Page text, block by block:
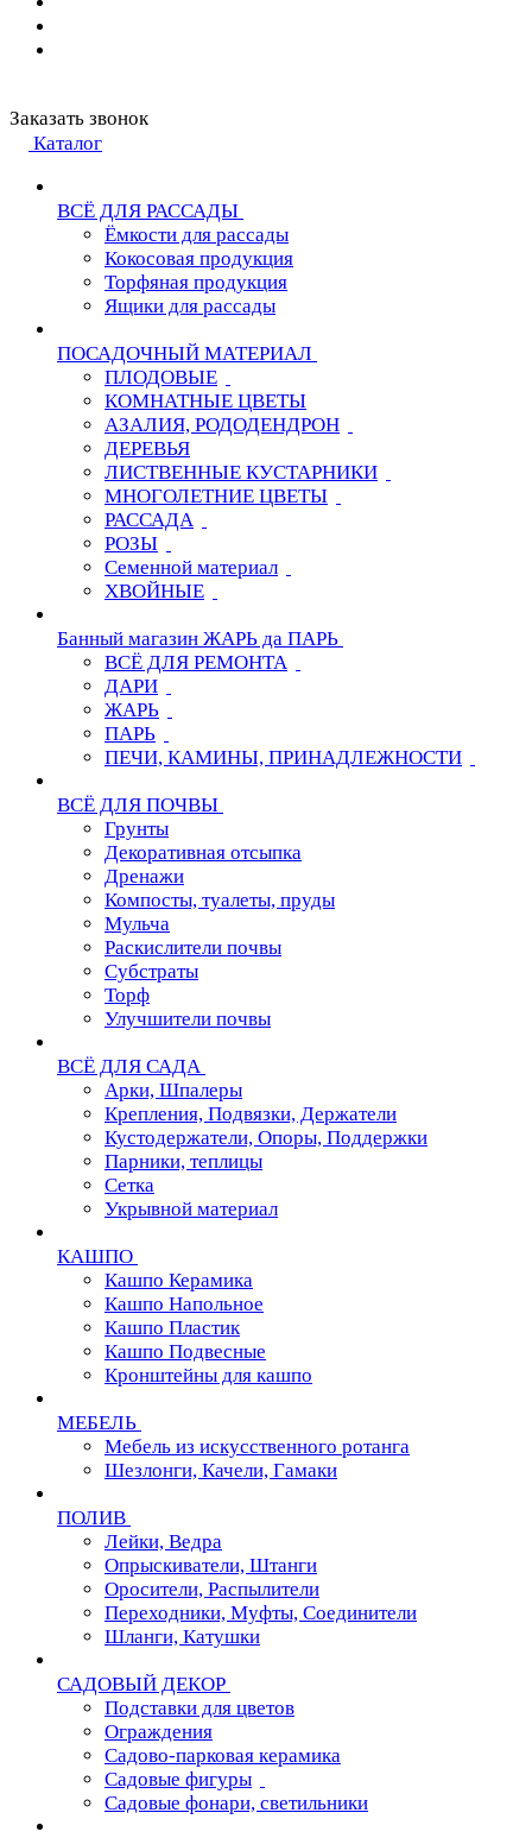
Заказать звонок
Каталог
ВСЁ ДЛЯ РАССАДЫ
Ёмкости для рассады
Кокосовая продукция
Торфяная продукция
Ящики для рассады
ПОСАДОЧНЫЙ МАТЕРИАЛ
ПЛОДОВЫЕ
КОМНАТНЫЕ ЦВЕТЫ
АЗАЛИЯ, РОДОДЕНДРОН
ДЕРЕВЬЯ
ЛИСТВЕННЫЕ КУСТАРНИКИ
МНОГОЛЕТНИЕ ЦВЕТЫ
РАССАДА
РОЗЫ
Семенной материал
ХВОЙНЫЕ
Банный магазин ЖАРЬ да ПАРЬ
ВСЁ ДЛЯ РЕМОНТА
ДАРИ
ЖАРЬ
ПАРЬ
ПЕЧИ, КАМИНЫ, ПРИНАДЛЕЖНОСТИ
ВСЁ ДЛЯ ПОЧВЫ
Грунты
Декоративная отсыпка
Дренажи
Компосты, туалеты, пруды
Мульча
Раскислители почвы
Субстраты
Торф
Улучшители почвы
ВСЁ ДЛЯ САДА
Арки, Шпалеры
Крепления, Подвязки, Держатели
Кустодержатели, Опоры, Поддержки
Парники, теплицы
Сетка
Укрывной материал
КАШПО
Кашпо Керамика
Кашпо Напольное
Кашпо Пластик
Кашпо Подвесные
Кронштейны для кашпо
МЕБЕЛЬ
Мебель из искусственного ротанга
Шезлонги, Качели, Гамаки
ПОЛИВ
Лейки, Ведра
Опрыскиватели, Штанги
Оросители, Распылители
Переходники, Муфты, Соединители
Шланги, Катушки
САДОВЫЙ ДЕКОР
Подставки для цветов
Ограждения
Садово-парковая керамика
Садовые фигуры
Садовые фонари, светильники